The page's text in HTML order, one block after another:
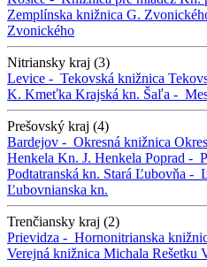
Zemplínska knižnica G.
Zvonického
Nitriansky kraj (3)
Levice - Tekovská knižnica
K. Kmeťka Krajská kn. Šaľa -
Prešovský kraj (4)
Bardejov - Okresná knižnica
Henkela Kn. J. Henkela Poprad -
Podtatranská kn. Stará Ľubovňa -
Ľubovnianska kn.
Trenčiansky kraj (2)
Prievidza - Hornonitrianska
Verejná knižnica Michala Rešetku